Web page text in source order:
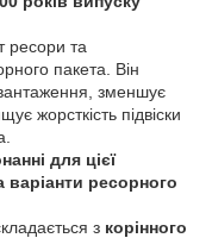
ресори та
пакета. Він
зменшує
жорсткість підвіски
для цієї
ресорного
з корінного